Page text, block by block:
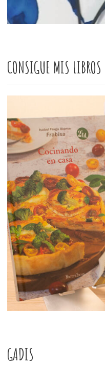
CONSIGUE MIS
GADIS